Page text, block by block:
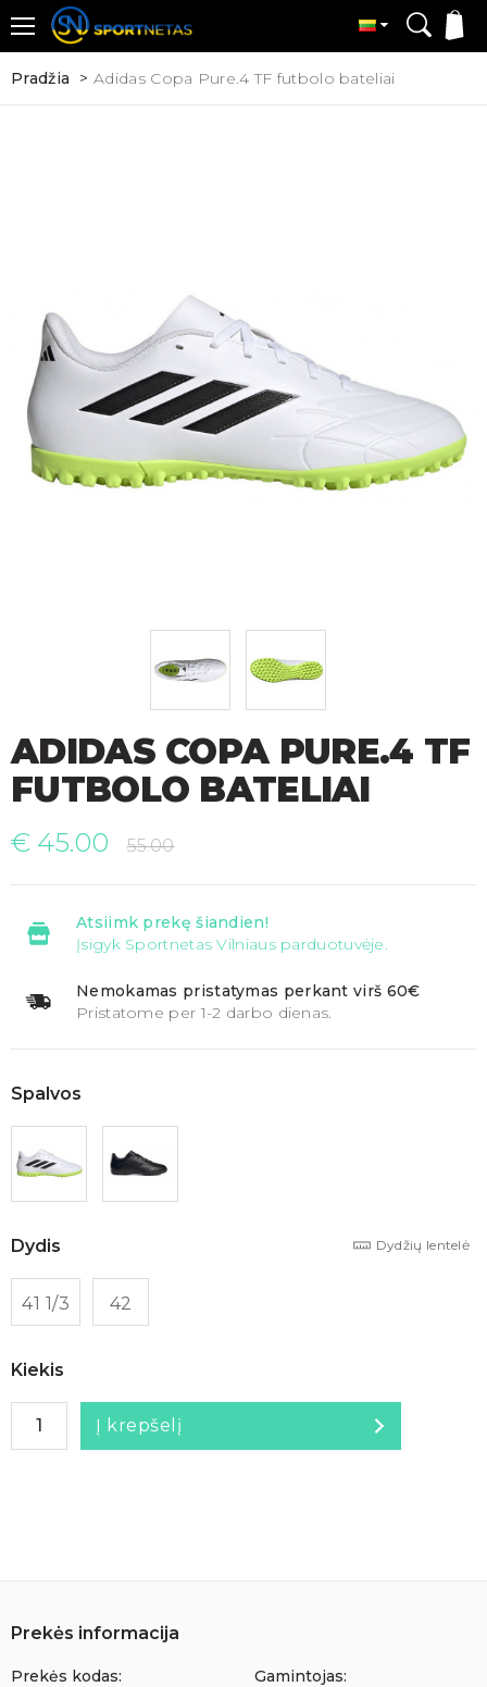
Pradžia Adidas Copa Pure.4 TF futbolo bateliai
ADIDAS COPA PURE.4 TF
FUTBOLO BATELIAI
€ 45.00 55.00
Atsiimk prekę šiandien!
Įsigyk Sportnetas Vilniaus parduotuvėje.
Nemokamas pristatymas perkant virš 60€
Pristatome per 1-2 darbo dienas.
Spalvos
Dydžių lentelė
Dydis
41 1/3 42
Kiekis
Į krepšelį
Prekės informacija
Prekės kodas:
Gamintojas: